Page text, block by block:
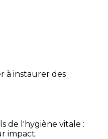
à instaurer des
de l'hygiène vitale :
impact.